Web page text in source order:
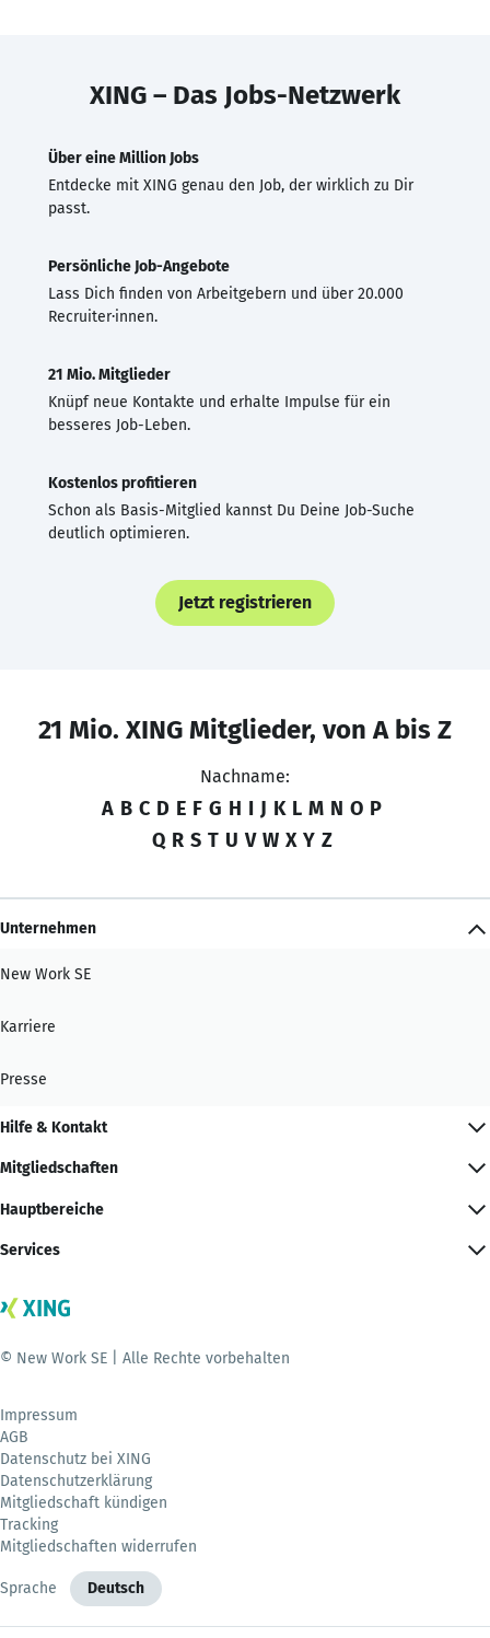
XING – Das Jobs-Netzwerk
Über eine Million Jobs
Entdecke mit XING genau den Job, der wirklich zu Dir
passt.
Persönliche Job-Angebote
Lass Dich finden von Arbeitgebern und über 20.000
Recruiter·innen.
21 Mio. Mitglieder
Knüpf neue Kontakte und erhalte Impulse für ein
besseres Job-Leben.
Kostenlos profitieren
Schon als Basis-Mitglied kannst Du Deine Job-Suche
deutlich optimieren.
Jetzt registrieren
21 Mio. XING Mitglieder, von A bis Z
Nachname:
A B C D E F G H I J K L M N O P
Q R S T U V W X Y Z
Unternehmen
New Work SE
Karriere
Presse
Hilfe & Kontakt
Mitgliedschaften
Hauptbereiche
Services
© New Work SE | Alle Rechte vorbehalten
Impressum
AGB
Datenschutz bei XING
Datenschutzerklärung
Mitgliedschaft kündigen
Tracking
Mitgliedschaften widerrufen
Sprache Deutsch